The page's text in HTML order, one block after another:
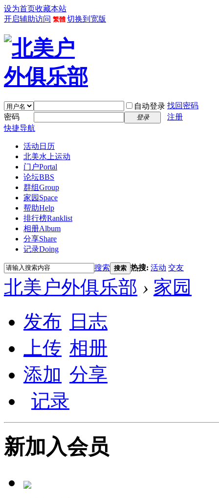
设为首页收藏本站
开启辅助访问 繁體 切换到宽版
自动登录 找回密码
密码
登录
注册
快捷导航
活动日历
北美水上运动
门户Portal
论坛BBS
群组Group
家园 Space
帮助Help
排行榜Ranklist
相册Album
分享Share
记录Doing
搜索 搜索 热搜: 活动 交友
北美户外俱乐部 › 家园
发布
日志
上传 相册
添加 分享
记录
新加入会员